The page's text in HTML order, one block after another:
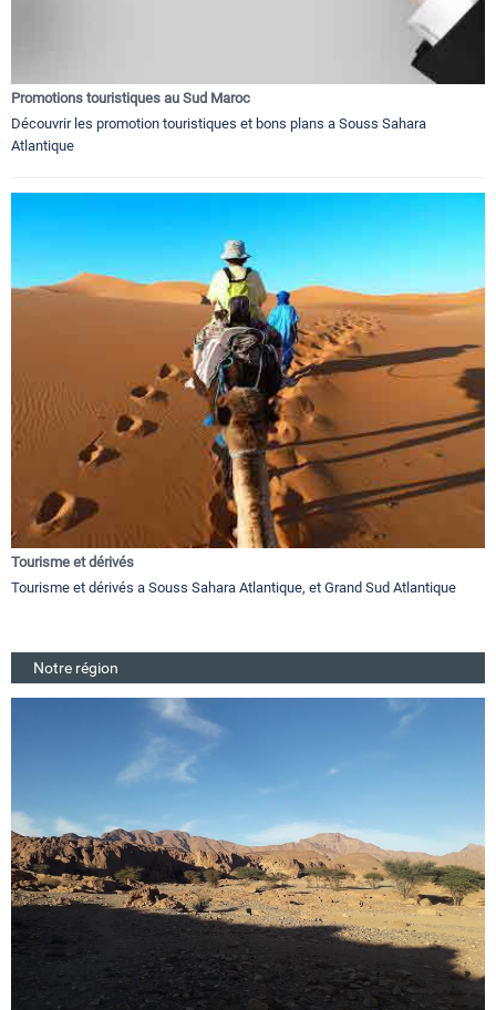
Promotions touristiques au Sud Maroc
Découvrir les promotion touristiques et bons plans a Souss Sahara
Atlantique
Tourisme et dérivés
Tourisme et dérivés a Souss Sahara Atlantique, et Grand Sud Atlantique
Notre région